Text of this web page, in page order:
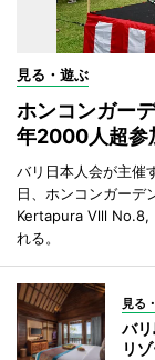
見る・遊ぶ
ホンコンガー
年2000人超参
バリ日本人会が主催
日、ホンコンガーデ
Kertapura Vlll No.8,
れる。
見る
バ
リ